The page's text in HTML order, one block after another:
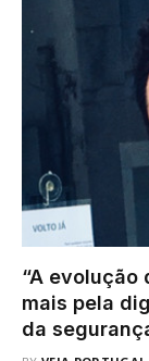
“A evolução
mais pela
da